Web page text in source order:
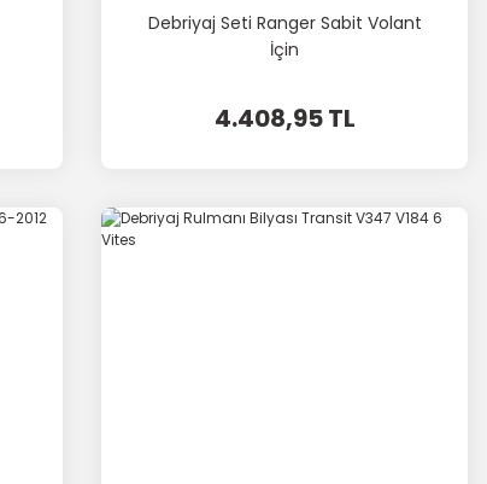
Debriyaj Seti Ranger Sabit Volant
İçin
4.408,95 TL